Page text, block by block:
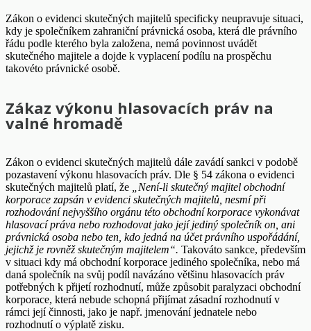
Zákon o evidenci skutečných majitelů specificky neupravuje situaci,
kdy je společníkem zahraniční právnická osoba, která dle právního
řádu podle kterého byla založena, nemá povinnost uvádět
skutečného majitele a dojde k vyplacení podílu na prospěchu
takovéto právnické osobě.
Zákaz výkonu hlasovacích práv na
valné hromadě
Zákon o evidenci skutečných majitelů dále zavádí sankci v podobě
pozastavení výkonu hlasovacích práv. Dle § 54 zákona o evidenci
skutečných majitelů platí, že
„Není-li skutečný majitel obchodní
korporace zapsán v evidenci skutečných majitelů, nesmí při
rozhodování nejvyššího orgánu této obchodní korporace vykonávat
hlasovací práva nebo rozhodovat jako její jediný společník on, ani
právnická osoba nebo ten, kdo jedná na účet právního uspořádání,
jejichž je rovněž skutečným majitelem“. Takováto sankce, především
v situaci kdy má obchodní korporace jediného společníka, nebo má
daná společník na svůj podíl navázáno většinu hlasovacích práv
potřebných k přijetí rozhodnutí, může způsobit paralyzaci obchodní
korporace, která nebude schopná přijímat zásadní rozhodnutí v
rámci její činnosti, jako je např. jmenování jednatele nebo
rozhodnutí o výplatě zisku.